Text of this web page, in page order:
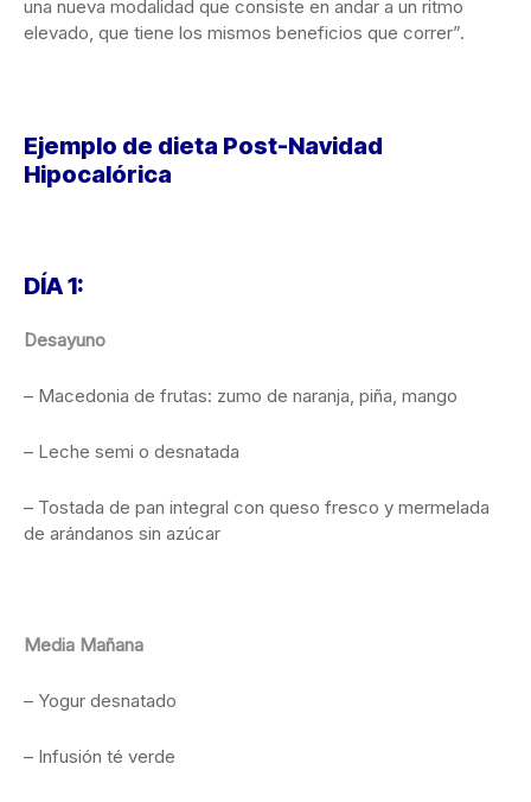
una nueva modalidad que consiste en andar a un ritmo
elevado, que tiene los mismos beneficios que correr”.
Ejemplo de dieta Post-Navidad
Hipocalórica
DÍA 1:
Desayuno
– Macedonia de frutas: zumo de naranja, piña, mango
– Leche semi o desnatada
– Tostada de pan integral con queso fresco y mermelada
de arándanos sin azúcar
Media Mañana
– Yogur desnatado
– Infusión té verde